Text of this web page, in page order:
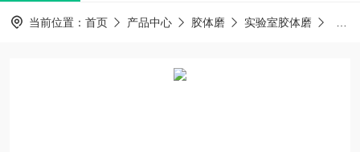
当前位置： 首页 产品中心 胶体磨 实验室胶体磨